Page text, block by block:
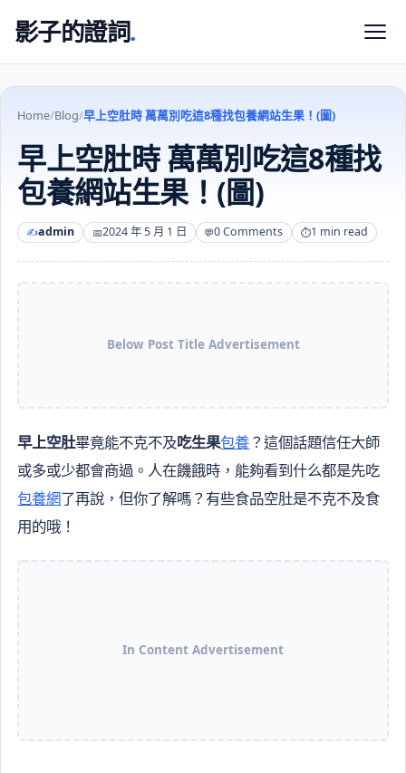
影子的證詞.
Home/Blog/早上空肚時 萬萬別吃這8種找包養網站生果！(圖)
早上空肚時 萬萬別吃這8種找
包養網站生果！(圖)
admin 2024 年 5 月 1 日 0 Comments 1 min read
Below Post Title Advertisement
早上空肚畢竟能不克不及吃生果包養？這個話題信任大師
或多或少都會商過。人在饑餓時，能夠看到什么都是先吃
包養網了再說，但你了解嗎？有些食品空肚是不克不及食
用的哦！
In Content Advertisement